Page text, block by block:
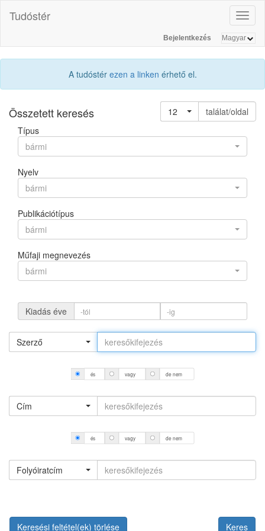
Tudóstér
Bejelentkezés
A tudóstér ezen a linken érhető el.
Összetett keresés 12
találat/oldal
Típus
bármi
Nyelv
bármi
Publikációtípus
bármi
Műfaji megnevezés
bármi
Kiadás éve
Szerző
és vagy de nem
Cím
és vagy de nem
Folyóiratcím
Keresési feltétel(ek) törlése